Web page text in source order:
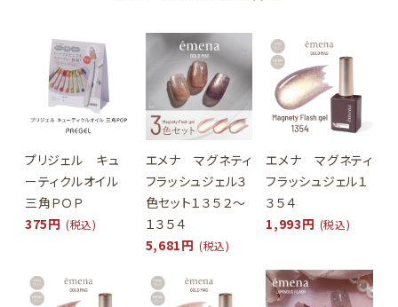
プリジェル キュ
ーティクルオイル
三角ＰＯＰ
375円 (税込)
エメナ マグネティ
フラッシュジェル３
色セット１３５２～
１３５４
5,681円 (税込)
エメナ マグネティ
フラッシュジェル１
３５４
1,993円 (税込)